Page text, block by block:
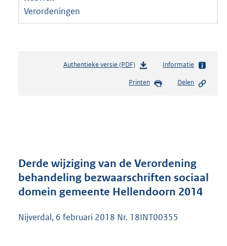
Verordeningen
Authentieke versie (PDF)b
s
r
o
t
e
Informatie
Printen Delen
Derde wijziging van de Verordening
behandeling bezwaarschriften sociaal
domein gemeente Hellendoorn 2014
Nijverdal, 6 februari 2018 Nr. 18INT00355